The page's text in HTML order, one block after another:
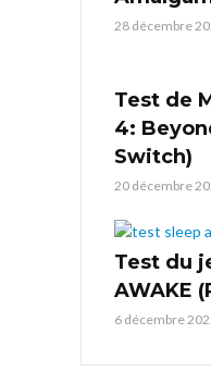
28 décembre
Test de
4:
Switch)
20 décembre
Test du
AWAKE
6 décembre